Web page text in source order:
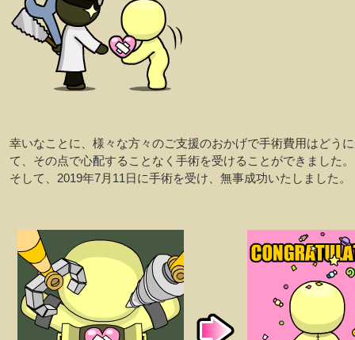
幸いなことに、様々な方々のご支援のおかげで手術費用はどう
て、その点で心配することなく手術を受けることができました。
そして、2019年7月11日に手術を受け、無事成功いたしました。